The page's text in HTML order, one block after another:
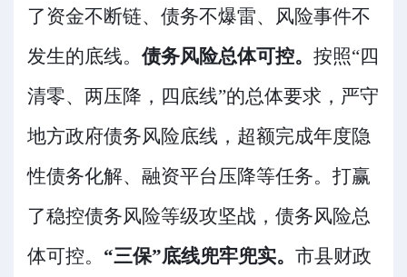
了资金不断链、债务不爆雷、风险事件不
发生的底线。 债务风险总体可控。 按照“四
清零、两压降，四底线”的总体要求，严守
地方政府债务风险底线，超额完成年度隐
性债务化解、融资平台压降等任务。打赢
了稳控债务风险等级攻坚战 ， 债务风险总
体可控。 “三保”底线兜牢兜实。 市县财政